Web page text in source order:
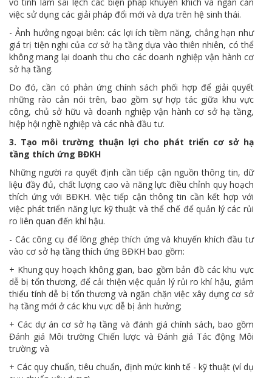
việc sử dụng các giải pháp đổi mới và dựa trên hệ sinh thái.
- Ảnh hưởng ngoại biên: các lợi ích tiềm năng, chẳng hạn như
giá trị tiện nghi của cơ sở hạ tầng dựa vào thiên nhiên, có thể
không mang lại doanh thu cho các doanh nghiệp vận hành cơ
sở hạ tầng.
Do đó, cần có phản ứng chính sách phối hợp để giải quyết
những rào cản nói trên, bao gồm sự hợp tác giữa khu vực
công, chủ sở hữu và doanh nghiệp vận hành cơ sở hạ tầng,
hiệp hội nghề nghiệp và các nhà đầu tư.
3. Tạo môi trường thuận lợi cho phát triển cơ sở hạ
tầng thích ứng BĐKH
Những người ra quyết định cần tiếp cận nguồn thông tin, dữ
liệu đầy đủ, chất lượng cao và năng lực điều chỉnh quy hoạch
thích ứng với BĐKH. Việc tiếp cận thông tin cần kết hợp với
việc phát triển năng lực kỹ thuật và thể chế để quản lý các rủi
ro liên quan đến khí hậu.
- Các công cụ để lồng ghép thích ứng và khuyến khích đầu tư
vào cơ sở hạ tầng thích ứng BĐKH bao gồm:
+ Khung quy hoạch không gian, bao gồm bản đồ các khu vực
dễ bị tổn thương, để cải thiện việc quản lý rủi ro khí hậu, giảm
thiểu tính dễ bị tổn thương và ngăn chặn việc xây dựng cơ sở
hạ tầng mới ở các khu vực dễ bị ảnh hưởng;
+ Các dự án cơ sở hạ tầng và đánh giá chính sách, bao gồm
Đánh giá Môi trường Chiến lược và Đánh giá Tác động Môi
trường; và
+ Các quy chuẩn, tiêu chuẩn, định mức kinh tế - kỹ thuật (ví dụ